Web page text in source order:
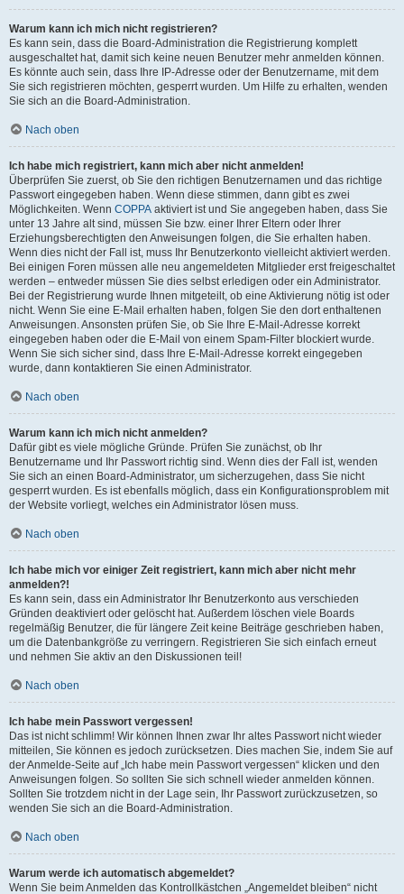
Warum kann ich mich nicht registrieren?
Es kann sein, dass die Board-Administration die Registrierung komplett
ausgeschaltet hat, damit sich keine neuen Benutzer mehr anmelden können.
Es könnte auch sein, dass Ihre IP-Adresse oder der Benutzername, mit dem
Sie sich registrieren möchten, gesperrt wurden. Um Hilfe zu erhalten, wenden
Sie sich an die Board-Administration.
Nach oben
Ich habe mich registriert, kann mich aber nicht anmelden!
Überprüfen Sie zuerst, ob Sie den richtigen Benutzernamen und das richtige
Passwort eingegeben haben. Wenn diese stimmen, dann gibt es zwei
Möglichkeiten. Wenn COPPA aktiviert ist und Sie angegeben haben, dass Sie
unter 13 Jahre alt sind, müssen Sie bzw. einer Ihrer Eltern oder Ihrer
Erziehungsberechtigten den Anweisungen folgen, die Sie erhalten haben.
Wenn dies nicht der Fall ist, muss Ihr Benutzerkonto vielleicht aktiviert werden.
Bei einigen Foren müssen alle neu angemeldeten Mitglieder erst freigeschaltet
werden – entweder müssen Sie dies selbst erledigen oder ein Administrator.
Bei der Registrierung wurde Ihnen mitgeteilt, ob eine Aktivierung nötig ist oder
nicht. Wenn Sie eine E-Mail erhalten haben, folgen Sie den dort enthaltenen
Anweisungen. Ansonsten prüfen Sie, ob Sie Ihre E-Mail-Adresse korrekt
eingegeben haben oder die E-Mail von einem Spam-Filter blockiert wurde.
Wenn Sie sich sicher sind, dass Ihre E-Mail-Adresse korrekt eingegeben
wurde, dann kontaktieren Sie einen Administrator.
Nach oben
Warum kann ich mich nicht anmelden?
Dafür gibt es viele mögliche Gründe. Prüfen Sie zunächst, ob Ihr
Benutzername und Ihr Passwort richtig sind. Wenn dies der Fall ist, wenden
Sie sich an einen Board-Administrator, um sicherzugehen, dass Sie nicht
gesperrt wurden. Es ist ebenfalls möglich, dass ein Konfigurationsproblem mit
der Website vorliegt, welches ein Administrator lösen muss.
Nach oben
Ich habe mich vor einiger Zeit registriert, kann mich aber nicht mehr
anmelden?!
Es kann sein, dass ein Administrator Ihr Benutzerkonto aus verschieden
Gründen deaktiviert oder gelöscht hat. Außerdem löschen viele Boards
regelmäßig Benutzer, die für längere Zeit keine Beiträge geschrieben haben,
um die Datenbankgröße zu verringern. Registrieren Sie sich einfach erneut
und nehmen Sie aktiv an den Diskussionen teil!
Nach oben
Ich habe mein Passwort vergessen!
Das ist nicht schlimm! Wir können Ihnen zwar Ihr altes Passwort nicht wieder
mitteilen, Sie können es jedoch zurücksetzen. Dies machen Sie, indem Sie auf
der Anmelde-Seite auf „Ich habe mein Passwort vergessen“ klicken und den
Anweisungen folgen. So sollten Sie sich schnell wieder anmelden können.
Sollten Sie trotzdem nicht in der Lage sein, Ihr Passwort zurückzusetzen, so
wenden Sie sich an die Board-Administration.
Nach oben
Warum werde ich automatisch abgemeldet?
Wenn Sie beim Anmelden das Kontrollkästchen „Angemeldet bleiben“ nicht